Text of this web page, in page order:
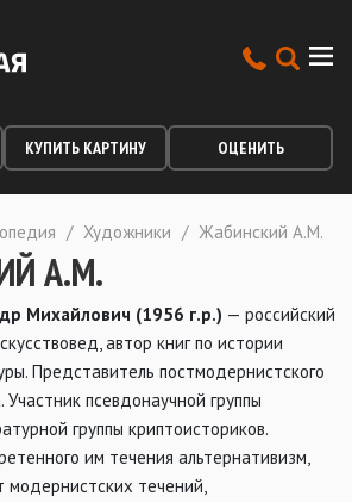
КУПИТЬ КАРТИНУ ОЦЕНИТЬ
/ Художники / Жабинский А.М.
А.М.
Михайлович (1956 г.р.) — российский
автор книг по истории
Представитель постмодернистского
псевдонаучной группы
группы криптоисториков.
им течения альтернативизм,
модернистских течений,